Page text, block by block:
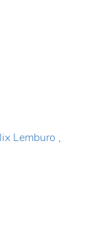
Lemburo ,